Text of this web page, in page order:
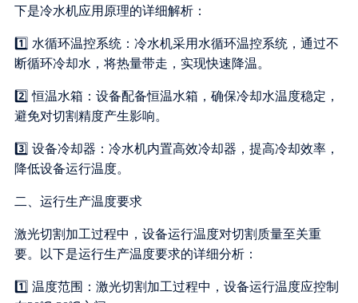
下是冷水机应用原理的详细解析：
1️⃣ 水循环温控系统：冷水机采用水循环温控系统，通过不
断循环冷却水，将热量带走，实现快速降温。
2️⃣ 恒温水箱：设备配备恒温水箱，确保冷却水温度稳定，
避免对切割精度产生影响。
3️⃣ 设备冷却器：冷水机内置高效冷却器，提高冷却效率，
降低设备运行温度。
二、运行生产温度要求
激光切割加工过程中，设备运行温度对切割质量至关重
要。以下是运行生产温度要求的详细分析：
1️⃣ 温度范围：激光切割加工过程中，设备运行温度应控制